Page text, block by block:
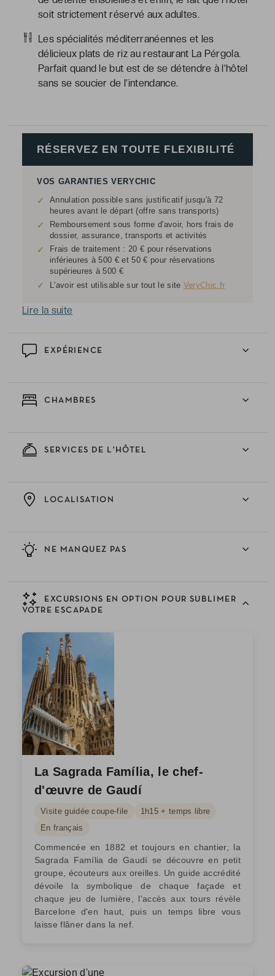
soit strictement réservé aux adultes.
Les spécialités méditerranéennes et les
délicieux plats de riz au restaurant La Pérgola.
Parfait quand le but est de se détendre à l’hôtel
sans se soucier de l’intendance.
EXPÉRIENCE
CHAMBRES
SERVICES DE L'HÔTEL
NE MANQUEZ PAS
LOCALISATION
EXCURSIONS EN OPTION POUR SUBLIMER
VOTRE ESCAPADE
RÉSERVEZ EN TOUTE FLEXIBILITÉ
VOS GARANTIES VERYCHIC
✓
Annulation possible sans justificatif jusqu'à 72
heures avant le départ (offre sans transports)
✓
Remboursement sous forme d'avoir, hors frais de
dossier, assurance, transports et activités
✓
Frais de traitement : 20 € pour réservations
inférieures à 500 € et 50 € pour réservations
supérieures à 500 €
✓ L'avoir est utilisable sur tout le site VeryChic.fr
Lire la suite
La Sagrada Família, le chef-
d'œuvre de Gaudí
Visite guidée coupe-file
1h15 + temps libre
En français
Commencée en 1882 et toujours en chantier, la
Sagrada Família de Gaudí se découvre en petit
groupe, écouteurs aux oreilles. Un guide accrédité
dévoile la symbolique de chaque façade et
chaque jeu de lumière, l'accès aux tours révèle
Barcelone d'en haut, puis un temps libre vous
laisse flâner dans la nef.